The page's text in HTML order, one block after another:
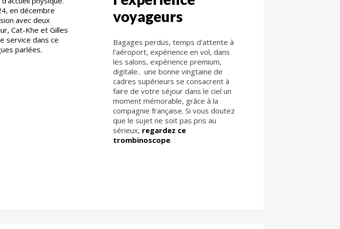
en décembre
avec deux
Cat-Khe et Gilles
service dans ce
parlées.
voyageurs
Bagages perdus, temps d'attente à
l'aéroport, expérience en vol, dans
les salons, expérience premium,
digitale.. une bonne vingtaine de
cadres supérieurs se consacrent à
faire de votre séjour dans le ciel un
moment mémorable, grâce à la
compagnie française. Si vous doutez
que le sujet ne soit pas pris au
sérieux, regardez ce
trombinoscope.